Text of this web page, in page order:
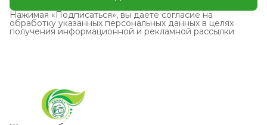
Нажимая «Подписаться», вы даете согласие на
обработку указанных персональных данных в целях
получения информационной и рекламной рассылки